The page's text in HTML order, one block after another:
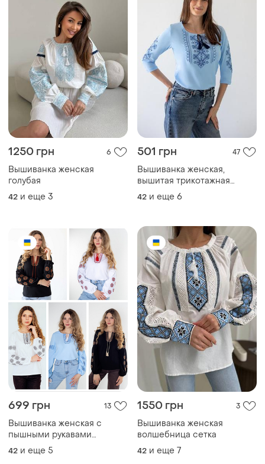
1250 грн 6
Вышиванка женская
голубая
42 и еще 3
501 грн 47
Вышиванка женская,
вышитая трикотажная
рубашка для женщин,
голубая вышиванка
42 и еще 6
699 грн 13
Вышиванка женская с
пышными рукавами
вышиванка женская
трикотажная длинным
42 и еще 5
1550 грн 3
Вышиванка женская
волшебница сетка
42 и еще 7